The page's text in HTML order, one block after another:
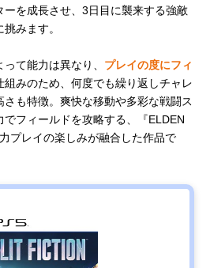
を成長させ、3日目に襲来する強敵
みます。
て能力は異なり、 プレイの度にフィ
組みのため、何度でも繰り返しチャレ
も特徴。爽快な移動や多彩な戦闘ス
フィールドを攻略する、『ELDEN
プレイの楽しみが融合した作品で